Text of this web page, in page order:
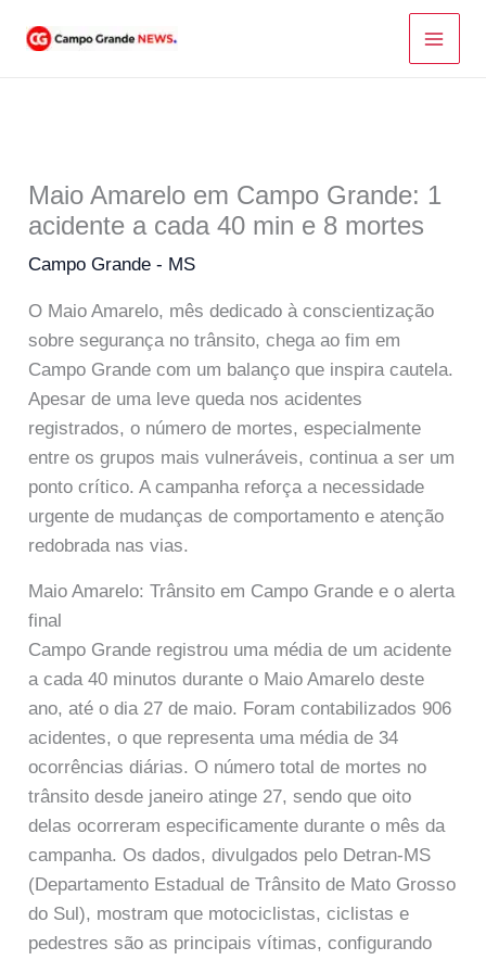
para
Maio Amarelo em Campo Grande: 1
acidente a cada 40 min e 8 mortes
Campo Grande - MS
O Maio Amarelo, mês dedicado à conscientização
sobre segurança no trânsito, chega ao fim em
Campo Grande com um balanço que inspira cautela.
Apesar de uma leve queda nos acidentes
registrados, o número de mortes, especialmente
entre os grupos mais vulneráveis, continua a ser um
ponto crítico. A campanha reforça a necessidade
urgente de mudanças de comportamento e atenção
redobrada nas vias.
Maio Amarelo: Trânsito em Campo Grande e o alerta
final
Campo Grande registrou uma média de um acidente
a cada 40 minutos durante o Maio Amarelo deste
ano, até o dia 27 de maio. Foram contabilizados 906
acidentes, o que representa uma média de 34
ocorrências diárias. O número total de mortes no
trânsito desde janeiro atinge 27, sendo que oito
delas ocorreram especificamente durante o mês da
campanha. Os dados, divulgados pelo Detran-MS
(Departamento Estadual de Trânsito de Mato Grosso
do Sul), mostram que motociclistas, ciclistas e
pedestres são as principais vítimas, configurando